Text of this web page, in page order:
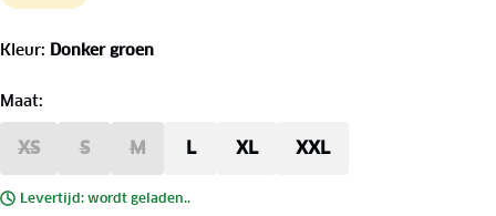
Kleur: Donker groen
Maat:
XS S M L XL XXL
Levertijd: wordt geladen..